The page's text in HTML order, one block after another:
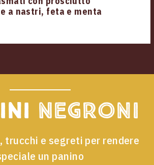
a nastri, feta e menta
Negroni
trucchi e segreti per rendere
un panino